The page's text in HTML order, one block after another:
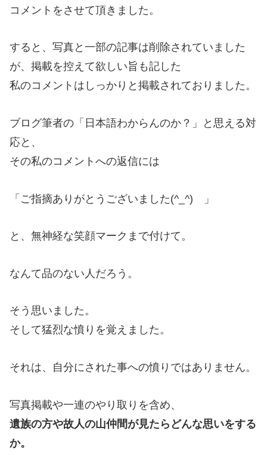
コメントをさせて頂きました。
すると、写真と一部の記事は削除されていました
が、掲載を控えて欲しい旨も記した
私のコメントはしっかりと掲載されておりました。
ブログ筆者の「日本語わからんのか？」と思える対
応と、
その私のコメントへの返信には
「ご指摘ありがとうございました(^_^) 」
と、無神経な笑顔マークまで付けて。
なんて品のない人だろう。
そう思いました。
そして猛烈な憤りを覚えました。
それは、自分にされた事への憤りではありません。
写真掲載や一連のやり取りを含め、
遺族の方や故人の山仲間が見たらどんな思いをする
か。